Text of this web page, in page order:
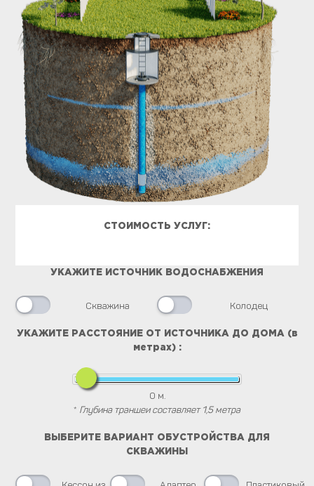
СТОИМОСТЬ УСЛУГ:
УКАЖИТЕ ИСТОЧНИК ВОДОСНАБЖЕНИЯ
Скважина Колодец
УКАЖИТЕ РАССТОЯНИЕ ОТ ИСТОЧНИКА ДО ДОМА (в
метрах) :
0 м.
* Глубина траншеи составляет 1,5 метра
ВЫБЕРИТЕ ВАРИАНТ ОБУСТРОЙСТВА ДЛЯ
СКВАЖИНЫ